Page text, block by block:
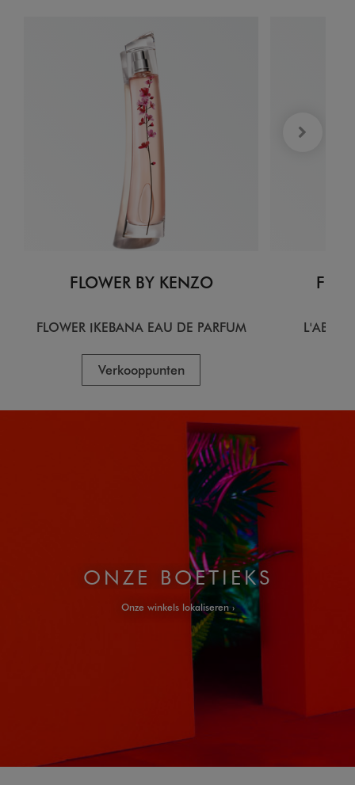
FLOWER BY KENZO
FLOWER IKEBANA EAU DE PARFUM
Verkooppunten
ONZE BOETIEKS
Onze winkels lokaliseren